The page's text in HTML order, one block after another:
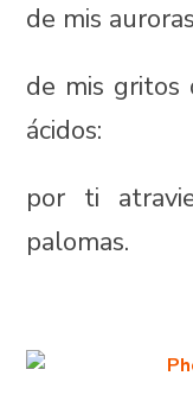
de mis
de mis gritos
ácidos:
por ti
palomas.